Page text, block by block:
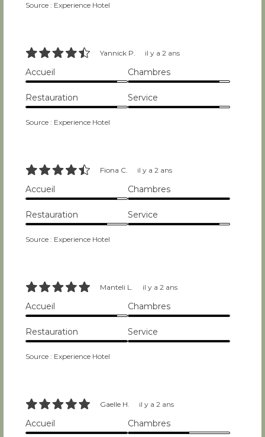
Source : Experience Hotel
9/10 Yannick P. il y a 2 ans
Accueil
Chambres
Restauration
Service
Source : Experience Hotel
9/10 Fiona C. il y a 2 ans
Accueil
Chambres
Restauration
Service
Source : Experience Hotel
10/10 Manteli L. il y a 2 ans
Accueil
Chambres
Restauration
Service
Source : Experience Hotel
10/10 Gaelle H. il y a 2 ans
Accueil
Chambres